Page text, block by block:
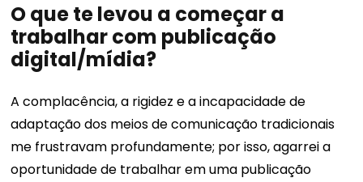
O que te levou a começar a
trabalhar com publicação
digital/mídia?
A complacência, a rigidez e a incapacidade de
adaptação dos meios de comunicação tradicionais
me frustravam profundamente; por isso, agarrei a
oportunidade de trabalhar em uma publicação